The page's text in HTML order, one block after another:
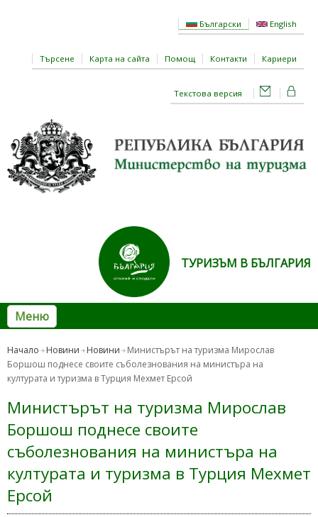
Български English
Търсене Карта на сайта Помощ Контакти Кариери
Текстова версия
ТУРИЗЪМ В БЪЛГАРИЯ
Меню
Начало Новини Новини
Министърът на туризма Мирослав
Боршош поднесе своите съболезнования на министъра на
културата и туризма в Турция Мехмет Ерсой
Министърът на туризма Мирослав
Боршош поднесе своите
съболезнования на министъра на
културата и туризма в Турция Мехмет
Ерсой